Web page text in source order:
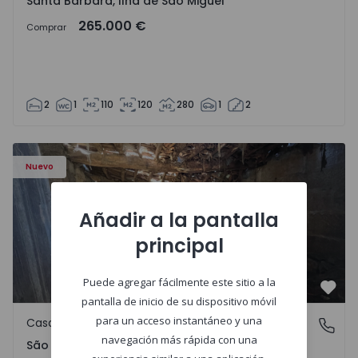
Comprar 265.000 €
2 1 110 120 280 1 2
Nuevo
Casa Vila Real, São Tomé do Castelo e Justes - 1575189 - 1
São Tomé do Castelo e Justes, Vila Real
Casa de Campo
São Tomé do Castelo e Justes, Vila Real
Añadir a la pantalla
principal
Puede agregar fácilmente este sitio a la
pantalla de inicio de su dispositivo móvil
para un acceso instantáneo y una
navegación más rápida con una